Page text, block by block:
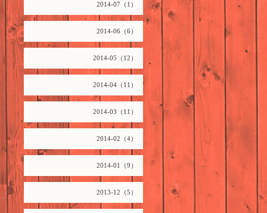
2014-07（1）
2014-06（6）
2014-05（12）
2014-04（11）
2014-03（11）
2014-02（4）
2014-01（9）
2013-12（5）